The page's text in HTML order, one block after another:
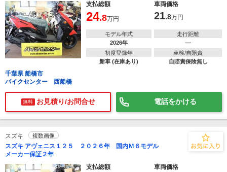
支払総額
車両価格
24.8万円 21.8万円
モデル年式
2026年
走行距離
―
初度登録年
新車 (在庫あり)
車検/自賠責
自賠責保険無し
千葉県 船橋市
バイクセンター 西船橋
無料 お見積り/お問合せ 電話をかける
スズキ 複数画像
スズキ アヴェニス１２５ ２０２６年 国内Ｍ６モデル
メーカー保証２年
支払総額
車両価格